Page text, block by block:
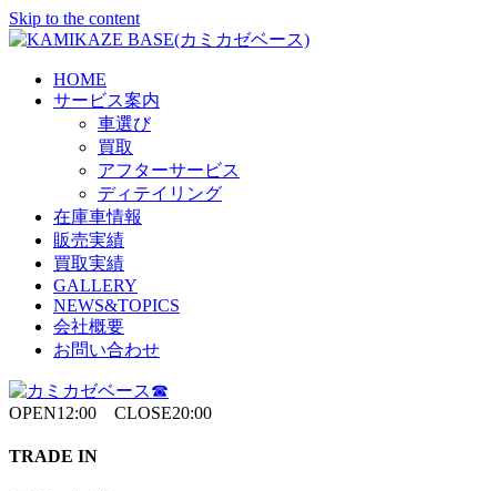
Skip to the content
HOME
サービス案内
車選び
買取
アフターサービス
ディテイリング
在庫車情報
販売実績
買取実績
GALLERY
NEWS&TOPICS
会社概要
お問い合わせ
OPEN12:00 CLOSE20:00
TRADE IN